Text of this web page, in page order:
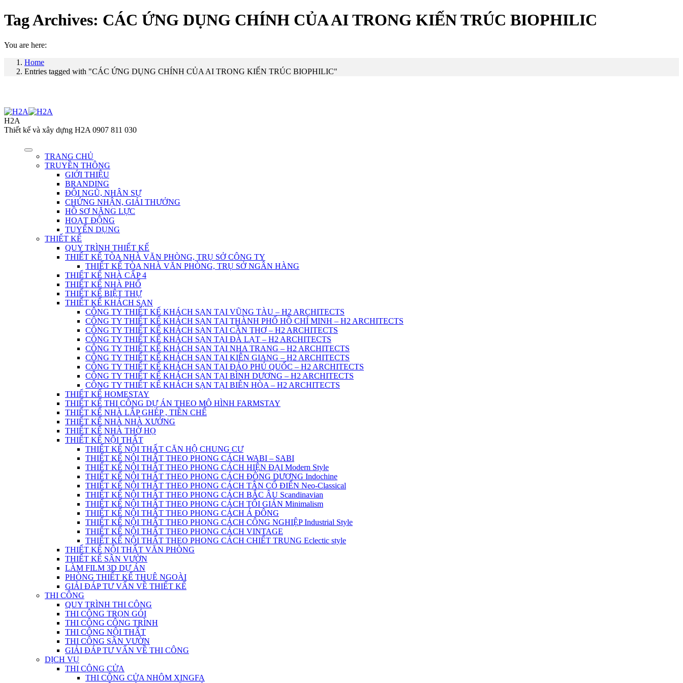
Tag Archives: CÁC ỨNG DỤNG CHÍNH CỦA AI TRONG KIẾN TRÚC BIOPHILIC
You are here:
Home
Entries tagged with "CÁC ỨNG DỤNG CHÍNH CỦA AI TRONG KIẾN TRÚC BIOPHILIC"
H2A
Thiết kế và xây dựng H2A 0907 811 030
TRANG CHỦ
TRUYỀN THÔNG
GIỚI THIỆU
BRANDING
ĐỘI NGŨ, NHÂN SỰ
CHỨNG NHẬN, GIẢI THƯỞNG
HỒ SƠ NĂNG LỰC
HOẠT ĐỘNG
TUYỂN DỤNG
THIẾT KẾ
QUY TRÌNH THIẾT KẾ
THIẾT KẾ TÒA NHÀ VĂN PHÒNG, TRỤ SỞ CÔNG TY
THIẾT KẾ TÒA NHÀ VĂN PHÒNG, TRỤ SỞ NGÂN HÀNG
THIẾT KẾ NHÀ CẤP 4
THIẾT KẾ NHÀ PHỐ
THIẾT KẾ BIỆT THỰ
THIẾT KẾ KHÁCH SẠN
CÔNG TY THIẾT KẾ KHÁCH SẠN TẠI VŨNG TÀU – H2 ARCHITECTS
CÔNG TY THIẾT KẾ KHÁCH SẠN TẠI THÀNH PHỐ HỒ CHÍ MINH – H2 ARCHITECTS
CÔNG TY THIẾT KẾ KHÁCH SẠN TẠI CẦN THƠ – H2 ARCHITECTS
CÔNG TY THIẾT KẾ KHÁCH SẠN TẠI ĐÀ LẠT – H2 ARCHITECTS
CÔNG TY THIẾT KẾ KHÁCH SẠN TẠI NHA TRANG – H2 ARCHITECTS
CÔNG TY THIẾT KẾ KHÁCH SẠN TẠI KIÊN GIANG – H2 ARCHITECTS
CÔNG TY THIẾT KẾ KHÁCH SẠN TẠI ĐẢO PHÚ QUỐC – H2 ARCHITECTS
CÔNG TY THIẾT KẾ KHÁCH SẠN TẠI BÌNH DƯƠNG – H2 ARCHITECTS
CÔNG TY THIẾT KẾ KHÁCH SẠN TẠI BIÊN HÒA – H2 ARCHITECTS
THIẾT KẾ HOMESTAY
THIẾT KẾ THI CÔNG DỰ ÁN THEO MÔ HÌNH FARMSTAY
THIẾT KẾ NHÀ LẮP GHÉP , TIỀN CHẾ
THIẾT KẾ NHÀ NHÀ XƯỞNG
THIẾT KẾ NHÀ THỜ HỌ
THIẾT KẾ NỘI THẤT
THIẾT KẾ NỘI THẤT CĂN HỘ CHUNG CƯ
THIẾT KẾ NỘI THẤT THEO PHONG CÁCH WABI – SABI
THIẾT KẾ NỘI THẤT THEO PHONG CÁCH HIỆN ĐẠI Modern Style
THIẾT KẾ NỘI THẤT THEO PHONG CÁCH ĐÔNG DƯƠNG Indochine
THIẾT KẾ NỘI THẤT THEO PHONG CÁCH TÂN CỔ ĐIỂN Neo-Classical
THIẾT KẾ NỘI THẤT THEO PHONG CÁCH BẮC ÂU Scandinavian
THIẾT KẾ NỘI THẤT THEO PHONG CÁCH TỐI GIẢN Minimalism
THIẾT KẾ NỘI THẤT THEO PHONG CÁCH Á ĐÔNG
THIẾT KẾ NỘI THẤT THEO PHONG CÁCH CÔNG NGHIỆP Industrial Style
THIẾT KẾ NỘI THẤT THEO PHONG CÁCH VINTAGE
THIẾT KẾ NỘI THẤT THEO PHONG CÁCH CHIẾT TRUNG Eclectic style
THIẾT KẾ NỘI THẤT VĂN PHÒNG
THIẾT KẾ SÂN VƯỜN
LÀM FILM 3D DỰ ÁN
PHÒNG THIẾT KẾ THUÊ NGOÀI
GIẢI ĐÁP TƯ VẤN VỀ THIẾT KẾ
THI CÔNG
QUY TRÌNH THI CÔNG
THI CÔNG TRỌN GÓI
THI CÔNG CÔNG TRÌNH
THI CÔNG NỘI THẤT
THI CÔNG SÂN VƯỜN
GIẢI ĐÁP TƯ VẤN VỀ THI CÔNG
DỊCH VỤ
THI CÔNG CỬA
THI CÔNG CỬA NHÔM XINGFA